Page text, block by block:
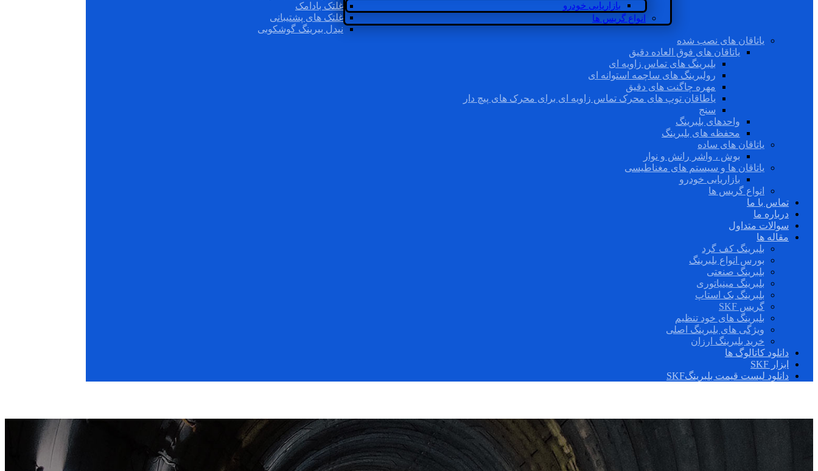
بازاریابی خودرو
انواع گریس ها
غلتک بادامک
غلتک های پشتیبانی
نیدل بیرینگ گوشکوبی
یاتاقان های نصب شده
یاتاقان های فوق العاده دقیق
بلبرینگ های تماس زاویه ای
رولبرینگ های ساچمه استوانه ای
مهره چاگنت های دقیق
یاطاقان توپ های محرک تماس زاویه ای برای محرک های پیچ دار
سنج
واحدهای بلبرینگ
محفظه های بلبرینگ
یاتاقان های ساده
بوش ، واشر رانش و نوار
یاتاقان ها و سیستم های مغناطیسی
بازاریابی خودرو
انواع گریس ها
تماس با ما
درباره ما
سوالات متداول
مقاله ها
بلبرینگ کف گرد
بورس انواع بلبرینگ
بلبرینگ صنعتی
بلبرینگ مینیاتوری
بلبرینگ بک استاپ
گریس SKF
بلبرینگ های خود تنظیم
ویژگی های بلبرینگ اصلی
خرید بلبرینگ ارزان
دانلود کاتالوگ ها
ابزار SKF
دانلود لیست قیمت بلبرینگSKF